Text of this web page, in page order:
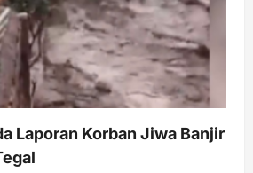
Laporan Korban Jiwa Banjir